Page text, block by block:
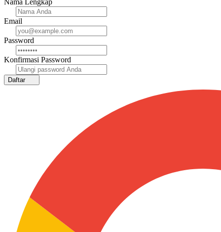
Nama Lengkap
Email
Password
Konfirmasi Password
Daftar